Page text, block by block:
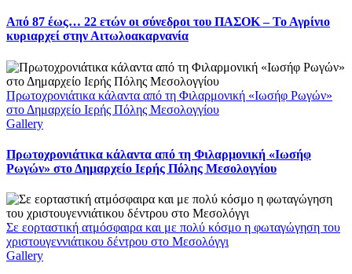
Από 87 έως… 22 ετών οι σύνεδροι του ΠΑΣΟΚ – Το Αγρίνιο
κυριαρχεί στην Αιτωλοακαρνανία
Πρωτοχρονιάτικα κάλαντα από τη Φιλαρμονική «Ιωσήφ Ρωγών»
στο Δημαρχείο Ιερής Πόλης Μεσολογγίου
Gallery
Πρωτοχρονιάτικα κάλαντα από τη Φιλαρμονική «Ιωσήφ
Ρωγών» στο Δημαρχείο Ιερής Πόλης Μεσολογγίου
Σε εορταστική ατμόσφαιρα και με πολύ κόσμο η φωταγώγηση του
χριστουγεννιάτικου δέντρου στο Μεσολόγγι
Gallery